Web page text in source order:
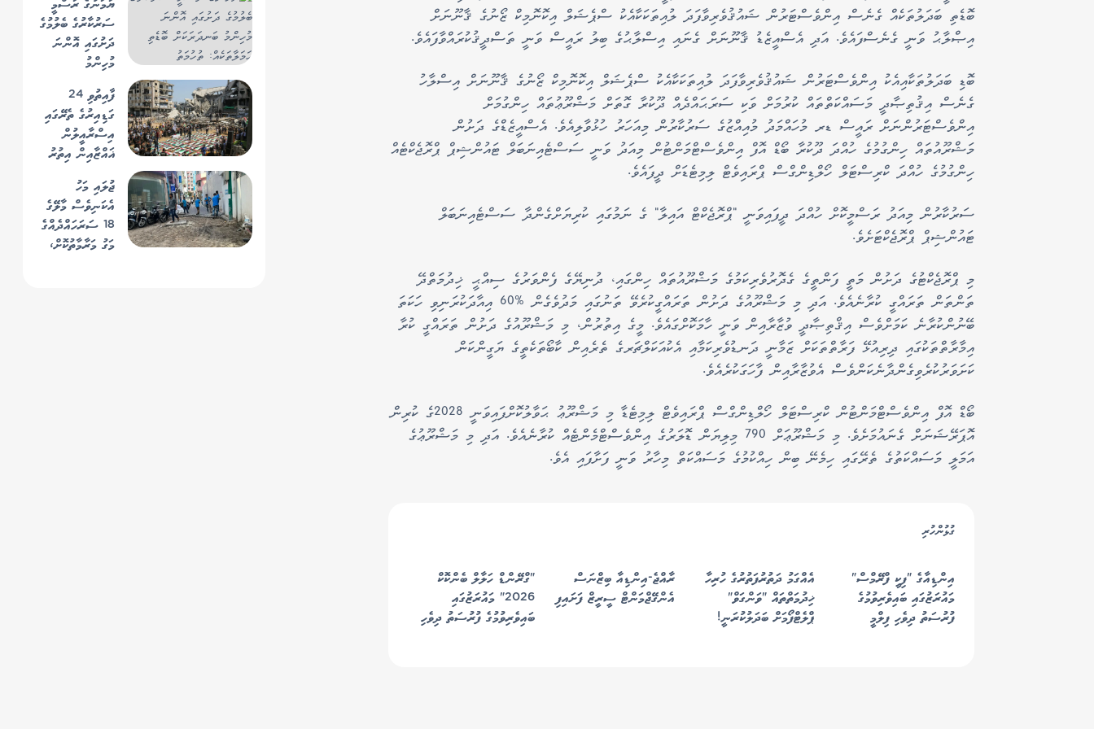
ބޮޑެތި ބަދަލުތަކެއް ގެނެސް އިންވެސްޓަރުން ޝައުޤުވެރިވާފަދަ ލުއިތަކަކާއެކު ސްޕެޝަލް އިކޮނޮމިކް ޒޯނުގެ ޤާނޫނަށް
އިޞްލާޙު ވަނީ ގެނެސްފައެވެ. އަދި އެސްއީޒެޑު ޤާނޫނަށް ގެނައި އިސްލާޙުގެ ބިލު ރައީސް ވަނީ ތަސްދީޤުކުރައްވާފައެވެ.
ބޮޑި ބަދަލުތަކާއިއެކު އިންވެސްޓަރުން ޝައުޤުވެރިވާފަދަ ލުއިތަކަކާއެކު ސްޕެޝަލް އިކޮނޮމިކް ޒޯނުގެ ޤާނޫނަށް އިސްލާހު
ގެނެސް އިޤުތިޞާދީ މަސައްކަތްތައް ކުރުމަށް ވަކި ސަރަޙައްދެއް ދޫކުރާ ގޮތަށް މަޝްރޫޢުތައް ހިންގުމަށް
އިންވެސްޓަރުންނަށް ރައީސް ޑރ މުހައްމަދު މުއިއްޒުގެ ސަރުކާރުން މިއަހަރު ހުޅުވާލިއެވެ. އެސްއީޒެޑްގެ ދަށުން
މަޝްރޫއުތައް ހިންގުމުގެ ހުއްދަ ދޫކުރާ ބޯޑް އޮފް އިންވެސްޓްމަންޓުން މިއަދު ވަނީ ސަސްޓެއިނަބަލް ޓައުންޝިޕް ޕްރޮޖެކްޓެއް
ހިންގުމުގެ ހުއްދަ ކްރިސްޓަލް ހޯލްޑިންގްސް ޕްރައިވެޓް ލިމިޓެޑަށް ދީފައެވެ.
ސަރުކާރުން މިއަދު ރަސްމީކޮށް ހުއްދަ ދީފައިވަނީ "ޕްރޮޖެކްޓް އައިލާ" ގެ ނަމުގައި ކުރިޔަށްގެންދާ ސަސްޓެއިނަބަލް
ޓައުންޝިޕް ޕްރޮޖެކްޓަށެވެ.
މި ޕްރޮޖެކްޓުގެ ދަށުން މަތީ ފަންތީގެ ގެދޮރުވެރިކަމުގެ މަޝްރޫއުތައް ހިންގައި، ދުނިޔޭގެ ފެންވަރުގެ ސިއްޙީ ޚިދުމަތްދޭ
ތަންތަން ތަރައްގީ ކުރާނެއެވެ. އަދި މި މަޝްރޫއުގެ ދަށުން ތަރައްގީކުރެވޭ ތަނުގައި މަދުވެގެން %60 އިއާދަކުރަނިވި ހަކަތަ
ބޭނުންކުރާނެ ކަމަށްވެސް އިޤްތިޞާދީ ވުޒާރާއިން ވަނީ ހާމަކޮށްގައެވެ. މީގެ އިތުރުން، މި މަޝްރޫއުގެ ދަށުން ތަރައްގީ ކުރާ
އިމާރާތްތަކުގައި ދިރިއުޅޭ ފަރާތްތަކަށް ޒަމާނީ ދަނޑުވެރިކަމާއި އެކުއަކަލްޗަރގެ ތެރެއިން ކާބޯތަކެތީގެ ޔަގީންކަން
ކަށަވަރުކުރެވިގެންދާނެކަންވެސް އެވުޒާރާއިން ފާހަގަކުރެއެވެ.
ބޯޑް އޮފް އިންވެސްޓްމަންޓުން ކްރިސްޓަލް ހޯލްޑިންގްސް ޕްރައިވެޓް ލިމިޓެޑާ މި މަޝްރޫޢު ޙަވާލުކޮށްފައިވަނީ 2028ގެ ކުރިން
އޮޕަރޭޝަނަށް ގެނައުމަށެވެ. މި މަޝްރޫޢަށް 790 މިލިޔަން ޑޮލަރުގެ އިންވެސްޓްމެންޓެއް ކުރާނެއެވެ. އަދި މި މަޝްރޫޢުގެ
އަމަލީ މަސައްކަތުގެ ތެރޭގައި ހިމެނޭ ބިން ހިއްކުމުގެ މަސައްކަތް މިހާރު ވަނީ ފަށާފައި އެވެ.
ގުޅުންހުރި
އިންޑިއާގެ "ފިކީ ފްރޭމްސް"
މައުރަޒުގައި ބައިވެރިވުމުގެ
ފުރުސަތު ދިވެހި ފިލްމީ
އެއްގަމު ދަތުރުފަތުރުގެ ހުރިހާ
ޚިދުމަތްތައް "ވަންގަވް"
ޕްލެޓްފޯމަށް ބަދަލުކުރަނީ!
ރާއްޖެ-އިންޑިއާ ބިޒްނަސް
އެންގޭޖްމަންޓް ސީރީޒް ފަށައިފި
"ގްރޭންޑް ހަލާލް ބެންކޮކް
2026" މައުރަޒުގައި
ބައިވެރިވުމުގެ ފުރުސަތު ދިވެހި
ބަނދަރަކުން
ހިފަހައްޓައިފި
ޔަމަނުގެ ރަސްމީ
ސަރުކާރުގެ ބެލުމުގެ
ދަށުގައި އޮންނަ
މުހިންމު
ހަމަލާތަކެއް: ތުހުމަތު
ހޫތީންނަށް!
ފާއިތުވި 24
ގަޑިއިރުގެ ތެރޭގައި
އިސްރާއީލުން
ޣައްޒާއިން އިތުރު
8 މީހަކު
ޒަޚަމްކޮށްލައިފި
ޖުލައި މަހު
އެކަނިވެސް މާލޭގެ
18 ސަރަހައްދެއްގެ
މަގު މަރާމާތުކޮށް،